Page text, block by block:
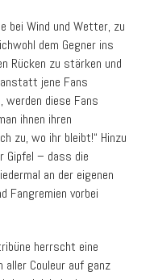
bei Wind und Wetter, zu
dem Gegner ins
Rücken zu stärken und
jene Fans
werden diese Fans
ihnen ihren
zu, wo ihr bleibt!“ Hinzu
Gipfel – dass die
an der eigenen
Fangremien vorbei
herrscht eine
aller Couleur auf ganz